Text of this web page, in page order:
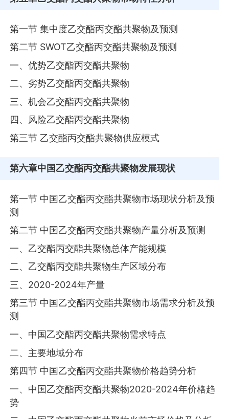
第一节 集中度乙交酯丙交酯共聚物及预测
第二节 SWOT乙交酯丙交酯共聚物及预测
一、优势乙交酯丙交酯共聚物
二、劣势乙交酯丙交酯共聚物
三、机会乙交酯丙交酯共聚物
四、风险乙交酯丙交酯共聚物
第三节 乙交酯丙交酯共聚物供应模式
第六章中国乙交酯丙交酯共聚物发展现状
第一节 中国乙交酯丙交酯共聚物市场现状分析及预
测
第二节 中国乙交酯丙交酯共聚物产量分析及预测
一、乙交酯丙交酯共聚物总体产能规模
二、乙交酯丙交酯共聚物生产区域分布
三、2020-2024年产量
第三节 中国乙交酯丙交酯共聚物市场需求分析及预
测
一、中国乙交酯丙交酯共聚物需求特点
二、主要地域分布
第四节 中国乙交酯丙交酯共聚物价格趋势分析
一、中国乙交酯丙交酯共聚物2020-2024年价格趋
势